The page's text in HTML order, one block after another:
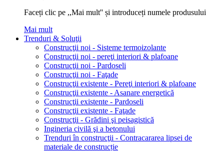
Faceți clic pe ,,Mai mult'' și introduceți numele produsului
Mai mult
Trenduri & Soluţii
Construcţii noi - Sisteme termoizolante
Construcţii noi - pereţi interiori & plafoane
Construcţii noi - Pardoseli
Construcţii noi - Faţade
Construcţii existente - Pereţi interiori & plafoane
Construcţii existente - Asanare energetică
Construcţii existente - Pardoseli
Construcţii existente - Faţade
Construcţii - Grădini şi peisagistică
Ingineria civilă şi a betonului
Trenduri în construcţii - Contracararea lipsei de
materiale de construcție